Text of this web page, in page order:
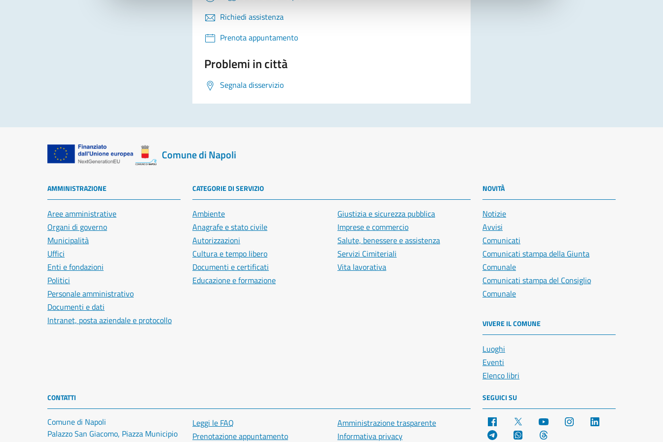
Richiedi assistenza
Prenota appuntamento
Problemi in città
Segnala disservizio
Comune di Napoli
AMMINISTRAZIONE
Aree amministrative
Organi di governo
Municipalità
Uffici
Enti e fondazioni
Politici
Personale amministrativo
Documenti e dati
Intranet, posta aziendale e protocollo
CATEGORIE DI SERVIZIO
Ambiente
Anagrafe e stato civile
Autorizzazioni
Cultura e tempo libero
Documenti e certificati
Educazione e formazione
Giustizia e sicurezza pubblica
Imprese e commercio
Salute, benessere e assistenza
Servizi Cimiteriali
Vita lavorativa
NOVITÀ
Notizie
Avvisi
Comunicati
Comunicati stampa della Giunta
Comunale
Comunicati stampa del Consiglio
Comunale
VIVERE IL COMUNE
Luoghi
Eventi
Elenco libri
CONTATTI
Comune di Napoli
Palazzo San Giacomo, Piazza Municipio
Leggi le FAQ
Prenotazione appuntamento
Amministrazione trasparente
Informativa privacy
SEGUICI SU
Facebook YouTube Instagram
Telegram WhatsApp